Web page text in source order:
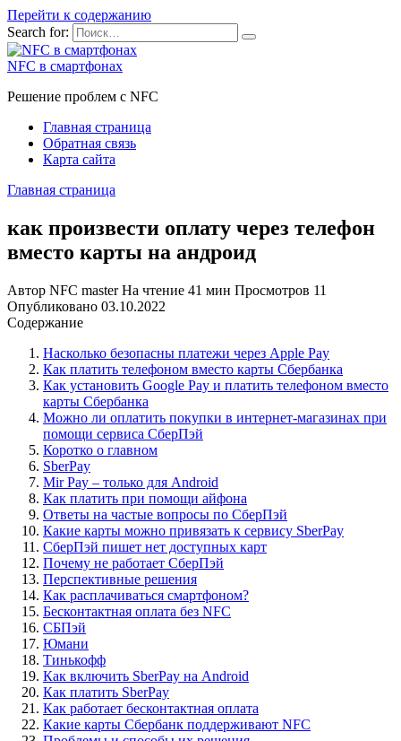
Перейти к содержанию
Search for:
NFC в смартфонах
Решение проблем с NFC
Главная страница
Обратная связь
Карта сайта
Главная страница
как произвести оплату через телефон
вместо карты на андроид
Автор NFC master На чтение 41 мин Просмотров 11
Опубликовано 03.10.2022
Содержание
Насколько безопасны платежи через Apple Pay
Как платить телефоном вместо карты Сбербанка
Как установить Google Pay и платить телефоном вместо
карты Сбербанка
Можно ли оплатить покупки в интернет-магазинах при
помощи сервиса СберПэй
Коротко о главном
SberPay
Mir Pay – только для Android
Как платить при помощи айфона
Ответы на частые вопросы по СберПэй
Какие карты можно привязать к сервису SberPay
СберПэй пишет нет доступных карт
Почему не работает СберПэй
Перспективные решения
Как расплачиваться смартфоном?
Бесконтактная оплата без NFC
СБПэй
Юмани
Тинькофф
Как включить SberPay на Android
Как платить SberPay
Как работает бесконтактная оплата
Какие карты Сбербанк поддерживают NFC